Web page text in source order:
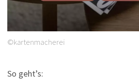
©kartenmacherei
So geht’s: